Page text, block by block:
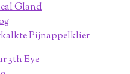
Gland
Pijnappelklier
3th Eye